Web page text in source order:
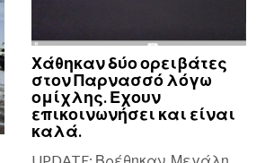
Χάθηκαν δύο ορειβάτες
στον Παρνασσό λόγω
ομίχλης. Εχουν
επικοινωνήσει και είναι
καλά.